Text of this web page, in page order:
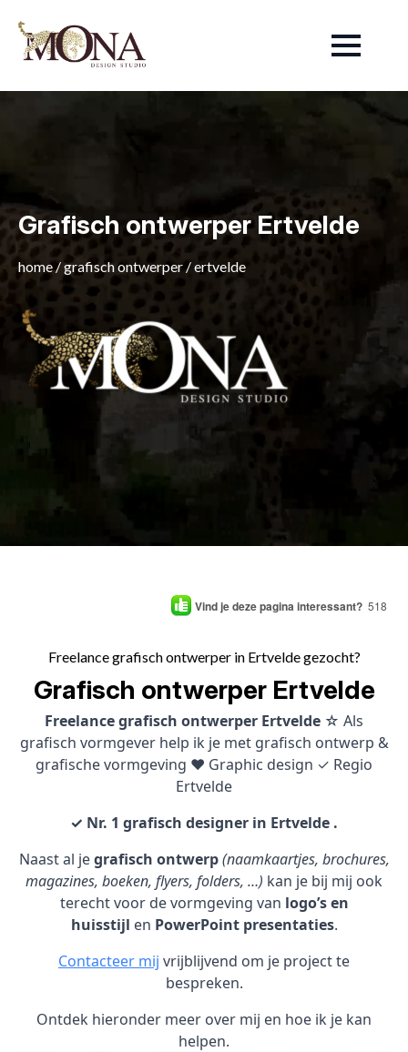
Grafisch ontwerper Ertvelde
home /grafisch ontwerper /ertvelde
Vind je deze pagina interessant? 518
Freelance grafisch ontwerper in Ertvelde gezocht?
Grafisch ontwerper Ertvelde
Freelance grafisch ontwerper Ertvelde ☆ Als
grafisch vormgever help ik je met grafisch ontwerp &
grafische vormgeving ♥ Graphic design ✓ Regio
Ertvelde
✓ Nr. 1 grafisch designer in Ertvelde .
Naast al jegrafisch ontwerp (naamkaartjes, brochures,
magazines, boeken, flyers, folders, …) kan je bij mij ook
terecht voor de vormgeving van logo’s en
huisstijl en PowerPoint presentaties.
Contacteer mij vrijblijvend om je project te
bespreken.
Ontdek hieronder meer over mij en hoe ik je kan
helpen.